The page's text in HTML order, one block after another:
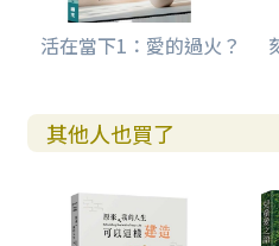
者在多處巧妙地引用聖經內
永恆的嚮往，以及普世價值
家切斯特頓（G. K.
理性的人，瘋子是只剩下理性
方鮭魚等，我誤以為只是一
密度不高的水中，能產生出
活在當下1：愛的過火？
其他人也買了